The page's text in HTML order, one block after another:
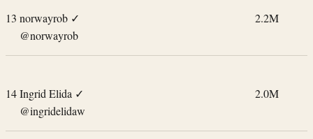
13 norwayrob ✓
@norwayrob
2.2M
14Ingrid Elida ✓
@ingridelidaw
2.0M